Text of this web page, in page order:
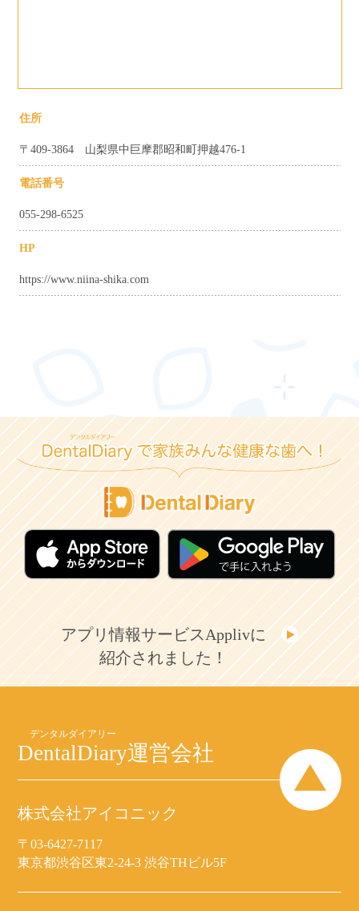
住所
〒409-3864 山梨県中巨摩郡昭和町押越476-1
電話番号
055-298-6525
HP
https://www.niina-shika.com
アプリ情報サービスApplivに
紹介されました！
DentalDiary運営会社
株式会社アイコニック
〒03-6427-7117
東京都渋谷区東2-24-3 渋谷THビル5F